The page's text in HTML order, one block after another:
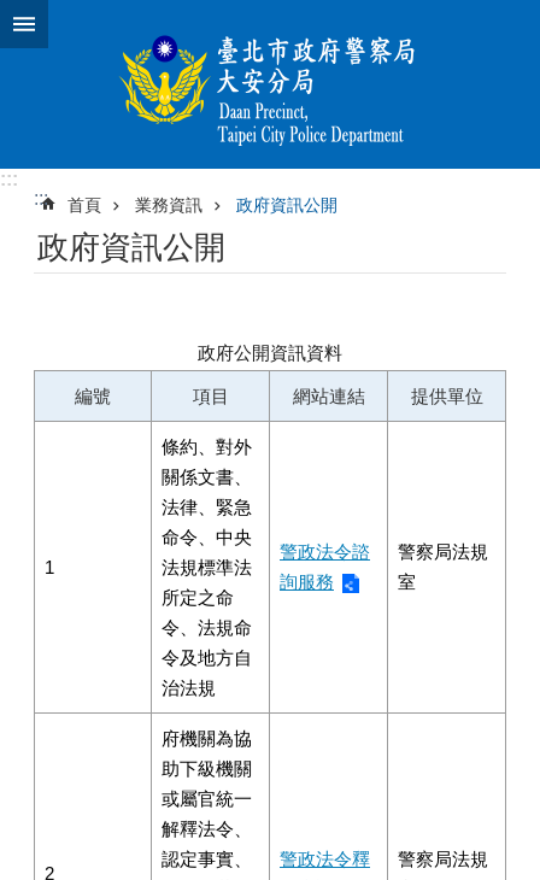
跳到主要內容區塊
:::
:::
首頁 業務資訊 政府資訊公開
政府資訊公開
政府公開資訊資料
編號 項目 網站連結 提供單位
1
條約、對外
關係文書、
法律、緊急
命令、中央
法規標準法
所定之命
令、法規命
令及地方自
治法規
警政法令諮
詢服務
警察局法規
室
2
府機關為協
助下級機關
或屬官統一
解釋法令、
認定事實、
警政法令釋
警察局法規